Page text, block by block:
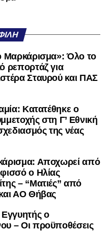
νέα στην Ελλάδα και τον
Instagram
Μαρκάρισμα»: Όλο το
ρεπορτάζ για
Σταυρού και ΠΑΣ
Κατατέθηκε ο
στη Γ’ Εθνική
της νέας
Αποχωρεί από
ο Ηλίας
– “Ματιές” από
ΑΟ Θήβας
ο
– Οι προϋποθέσεις